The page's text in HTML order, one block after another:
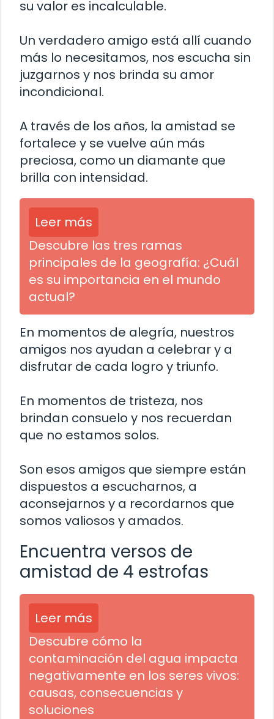
su valor es incalculable.
Un verdadero amigo está allí cuando
más lo necesitamos, nos escucha sin
juzgarnos y nos brinda su amor
incondicional.
A través de los años, la amistad se
fortalece y se vuelve aún más
preciosa, como un diamante que
brilla con intensidad.
Leer más
Descubre las tres ramas
principales de la geografía: ¿Cuál
es su importancia en el mundo
actual?
En momentos de alegría, nuestros
amigos nos ayudan a celebrar y a
disfrutar de cada logro y triunfo.
En momentos de tristeza, nos
brindan consuelo y nos recuerdan
que no estamos solos.
Son esos amigos que siempre están
dispuestos a escucharnos, a
aconsejarnos y a recordarnos que
somos valiosos y amados.
Encuentra versos de
amistad de 4 estrofas
Leer más
Descubre cómo la
contaminación del agua impacta
negativamente en los seres vivos:
causas, consecuencias y
soluciones